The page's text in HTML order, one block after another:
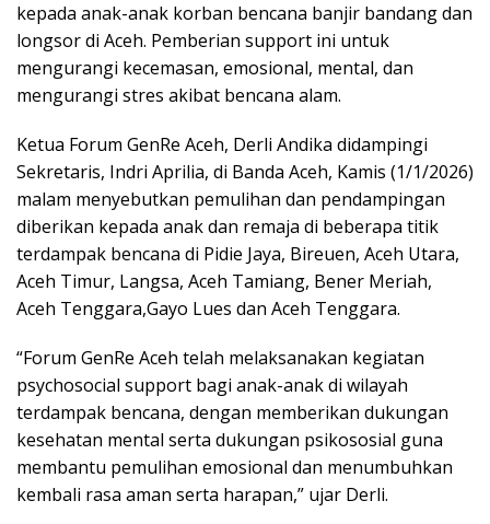
kepada anak-anak korban bencana banjir bandang dan
longsor di Aceh. Pemberian support ini untuk
mengurangi kecemasan, emosional, mental, dan
mengurangi stres akibat bencana alam.
Ketua Forum GenRe Aceh, Derli Andika didampingi
Sekretaris, Indri Aprilia, di Banda Aceh, Kamis (1/1/2026)
malam menyebutkan pemulihan dan pendampingan
diberikan kepada anak dan remaja di beberapa titik
terdampak bencana di Pidie Jaya, Bireuen, Aceh Utara,
Aceh Timur, Langsa, Aceh Tamiang, Bener Meriah,
Aceh Tenggara,Gayo Lues dan Aceh Tenggara.
“Forum GenRe Aceh telah melaksanakan kegiatan
psychosocial support bagi anak-anak di wilayah
terdampak bencana, dengan memberikan dukungan
kesehatan mental serta dukungan psikososial guna
membantu pemulihan emosional dan menumbuhkan
kembali rasa aman serta harapan,” ujar Derli.